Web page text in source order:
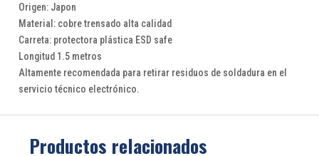
Origen: Japon
Material: cobre trensado alta calidad
Carreta: protectora plástica ESD safe
Longitud 1.5 metros
Altamente recomendada para retirar residuos de soldadura en el
servicio técnico electrónico.
Productos relacionados